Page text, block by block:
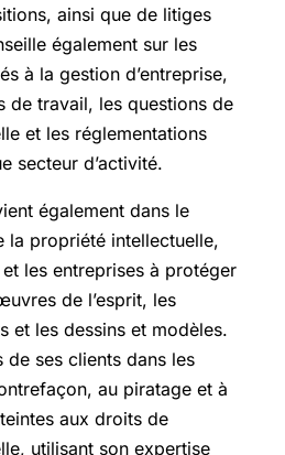
ainsi que de litiges
également sur les
à la gestion d’entreprise,
de travail, les questions de
et les réglementations
secteur d’activité.
également dans le
la propriété intellectuelle,
les entreprises à protéger
de l’esprit, les
et les dessins et modèles.
de ses clients dans les
au piratage et à
aux droits de
utilisant son expertise